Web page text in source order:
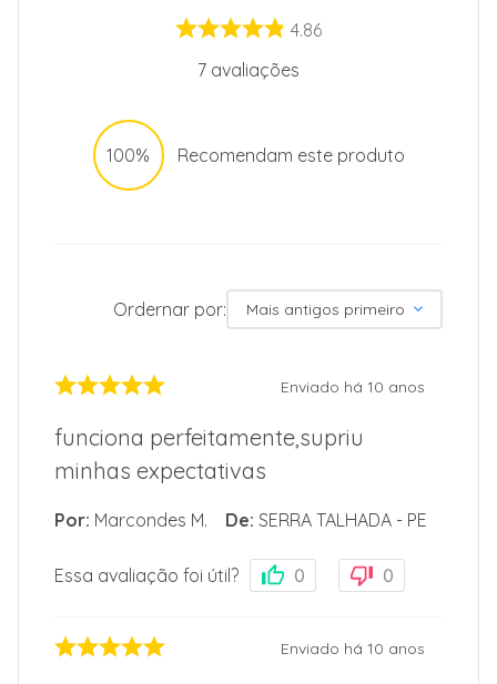
4.86
7 avaliações
100% Recomendam este produto
Ordernar por: Mais antigos primeiro
Enviado há 10 anos
funciona perfeitamente,supriu
minhas expectativas
Por: Marcondes M. De: SERRA TALHADA - PE
Essa avaliação foi útil? 0 0
Enviado há 10 anos